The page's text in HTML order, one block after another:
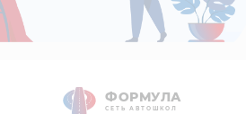
ФОРМУЛА
СЕТЬ АВТОШКОЛ